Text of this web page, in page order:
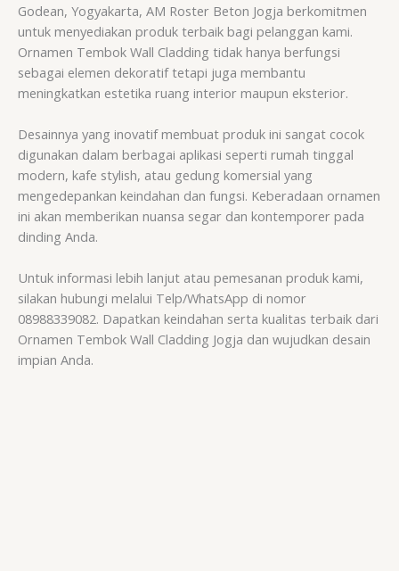
Godean, Yogyakarta, AM Roster Beton Jogja berkomitmen
untuk menyediakan produk terbaik bagi pelanggan kami.
Ornamen Tembok Wall Cladding tidak hanya berfungsi
sebagai elemen dekoratif tetapi juga membantu
meningkatkan estetika ruang interior maupun eksterior.
Desainnya yang inovatif membuat produk ini sangat cocok
digunakan dalam berbagai aplikasi seperti rumah tinggal
modern, kafe stylish, atau gedung komersial yang
mengedepankan keindahan dan fungsi. Keberadaan ornamen
ini akan memberikan nuansa segar dan kontemporer pada
dinding Anda.
Untuk informasi lebih lanjut atau pemesanan produk kami,
silakan hubungi melalui Telp/WhatsApp di nomor
08988339082. Dapatkan keindahan serta kualitas terbaik dari
Ornamen Tembok Wall Cladding Jogja dan wujudkan desain
impian Anda.